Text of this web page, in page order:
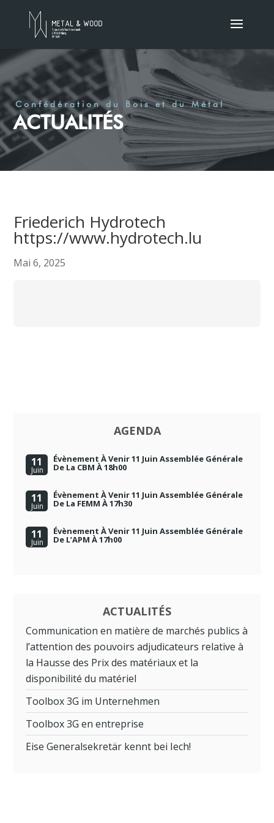
Confédération du Bois et du Métal
ACTUALITÉS
Friederich Hydrotech
https://www.hydrotech.lu
Mai 6, 2025
AGENDA
11
Juin
Évènement À Venir 11 Juin Assemblée Générale
De La CBM À 18h00
11
Juin
Évènement À Venir 11 Juin Assemblée Générale
De La FEMM À 17h30
11
Juin
Évènement À Venir 11 Juin Assemblée Générale
De L’APM À 17h00
ACTUALITÉS
Communication en matière de marchés publics à
l’attention des pouvoirs adjudicateurs relative à
la Hausse des Prix des matériaux et la
disponibilité du matériel
Toolbox 3G im Unternehmen
Toolbox 3G en entreprise
Eise Generalsekretär kennt bei Iech!